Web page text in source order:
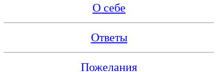
О себе
Ответы
Пожелания